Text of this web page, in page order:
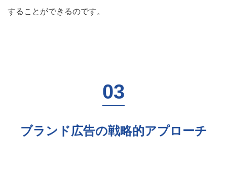
することができるのです。
ブランド広告の戦略的アプローチ